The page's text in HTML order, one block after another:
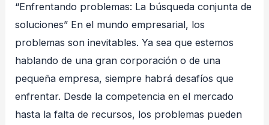
“Enfrentando problemas: La búsqueda conjunta de
soluciones” En el mundo empresarial, los
problemas son inevitables. Ya sea que estemos
hablando de una gran corporación o de una
pequeña empresa, siempre habrá desafíos que
enfrentar. Desde la competencia en el mercado
hasta la falta de recursos, los problemas pueden